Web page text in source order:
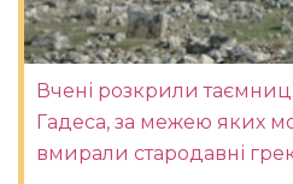
Вчені розкрили
Гадеса, за межею яких
вмирали стародавні